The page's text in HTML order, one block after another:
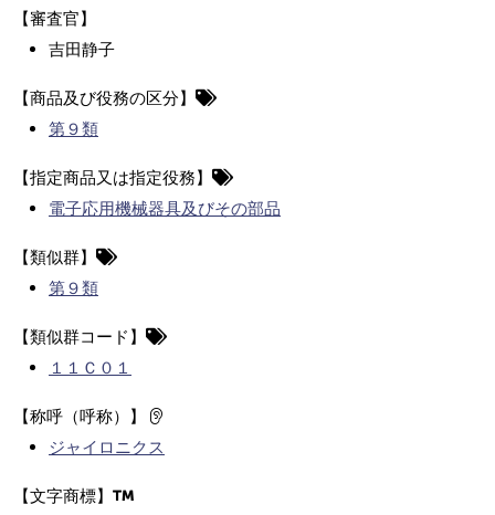
【審査官】
吉田静子
【商品及び役務の区分】
第９類
【指定商品又は指定役務】
電子応用機械器具及びその部品
【類似群】
第９類
【類似群コード】
１１Ｃ０１
【称呼（呼称）】
ジャイロニクス
【文字商標】